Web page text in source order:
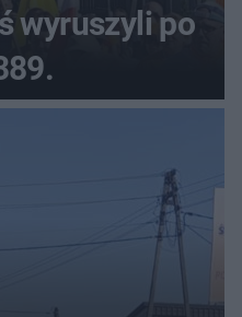
wyruszyli po